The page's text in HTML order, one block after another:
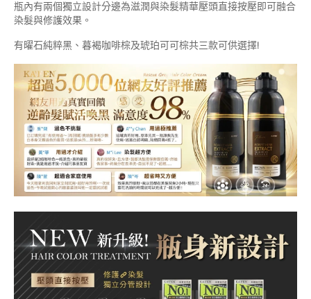
瓶內有兩個獨立設計分邊為滋潤與染髮精華壓頭直接按壓即可融合
染髮與修護效果。
有曜石純粹黑、暮褐咖啡棕及琥珀可可棕共三款可供選擇!